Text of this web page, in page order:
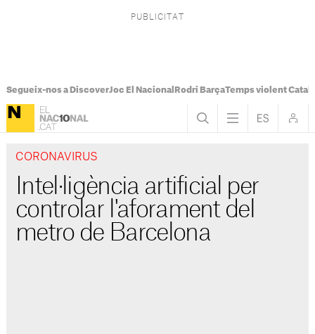
Segueix-nos a DiscoverJoc El Nacional Rodri BarçaTemps violent
CORONAVIRUS
Intel·ligència artificial per
controlar l'aforament del
metro de Barcelona